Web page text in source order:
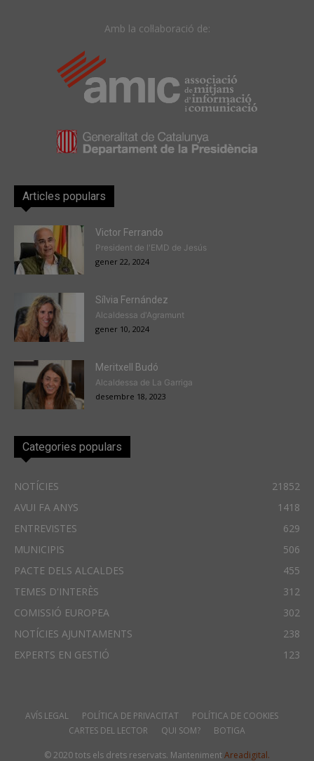
Amb la col·laboració de:
Articles populars
Victor Ferrando
President de l'EMD de Jesús
gener 22, 2024
Sílvia Fernández
Alcaldessa d'Agramunt
gener 10, 2024
Meritxell Budó
Alcaldessa de La Garriga
desembre 18, 2023
Categories populars
NOTÍCIES
21852
AVUI FA ANYS
1418
ENTREVISTES
629
MUNICIPIS
506
PACTE DELS ALCALDES
455
TEMES D'INTERÈS
312
COMISSIÓ EUROPEA
302
NOTÍCIES AJUNTAMENTS
238
EXPERTS EN GESTIÓ
123
AVÍS LEGAL POLÍTICA DE PRIVACITAT
POLÍTICA DE COOKIES
CARTES DEL LECTOR
QUI SOM? BOTIGA
© 2020 tots els drets reservats. MantenimentAreadigital.